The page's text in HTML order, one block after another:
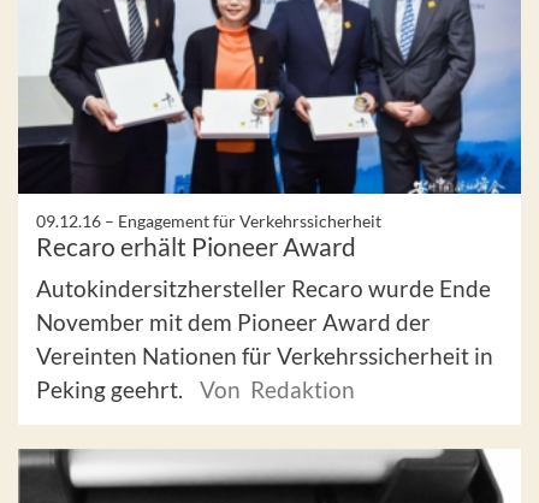
09.12.16 – Engagement für Verkehrssicherheit
Recaro erhält Pioneer Award
Autokindersitzhersteller Recaro wurde Ende
November mit dem Pioneer Award der
Vereinten Nationen für Verkehrssicherheit in
Peking geehrt.
Von Redaktion